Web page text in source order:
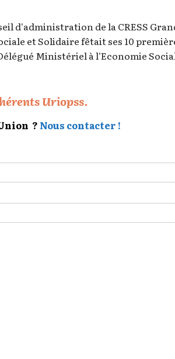
d'administration de la CRESS
et Solidaire fêtait ses 10
Ministériel à l'Economie
Uriopss.
? Nous contacter !